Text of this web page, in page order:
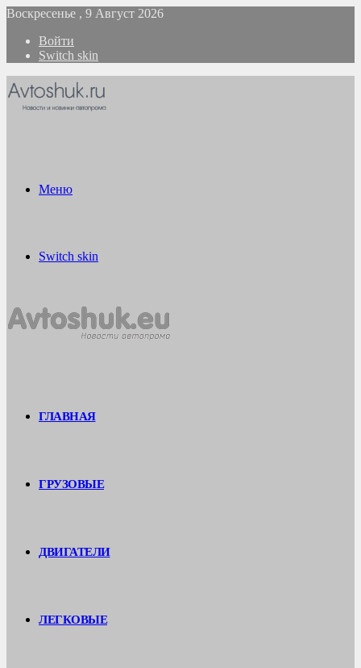
Воскресенье , 9 Август 2026
Войти
Switch skin
Меню
Switch skin
ГЛАВНАЯ
ГРУЗОВЫЕ
ДВИГАТЕЛИ
ЛЕГКОВЫЕ